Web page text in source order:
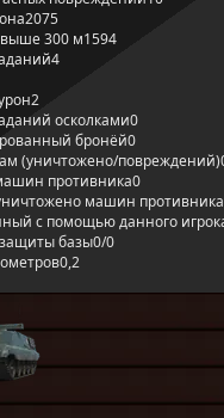
2075
300 м1594
4
2
осколками0
бронёй0
(уничтожено/повреждений)
противника0
машин противника
с помощью данного
базы0/0
0,2